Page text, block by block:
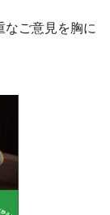
なご意見を胸に